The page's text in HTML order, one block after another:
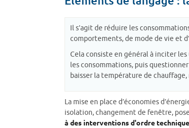
Il s’agit de réduire les
comportements, de mode de vie et
Cela consiste en général à inciter les
les consommations, puis
baisser la température de
La mise en place d’économies
isolation, changement de fenêtre,
à des interventions d'ordre technique